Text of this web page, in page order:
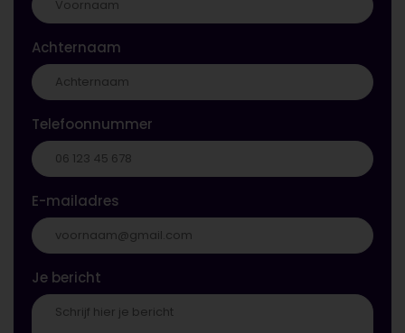
Achternaam
Telefoonnummer
E-mailadres
Je bericht